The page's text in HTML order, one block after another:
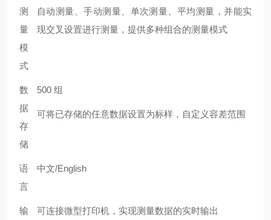
测
量
模
式
自动测量、手动测量、单次测量、平均测量，并能实
现交叉设置进行测量，提供多种组合的测量模式
数
据
存
储
500 组
可将已存储的任意数据设置为标样，自定义容差范围
语
言
中文/English
输 可连接微型打印机，实现测量数据的实时输出